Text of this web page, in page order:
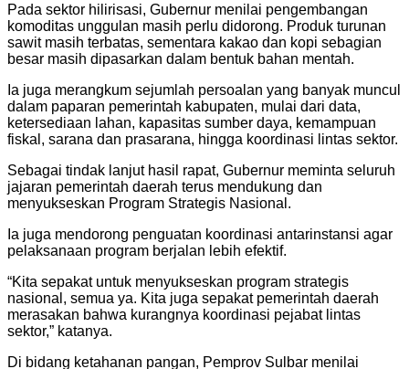
Pada sektor hilirisasi, Gubernur menilai pengembangan
komoditas unggulan masih perlu didorong. Produk turunan
sawit masih terbatas, sementara kakao dan kopi sebagian
besar masih dipasarkan dalam bentuk bahan mentah.
Ia juga merangkum sejumlah persoalan yang banyak muncul
dalam paparan pemerintah kabupaten, mulai dari data,
ketersediaan lahan, kapasitas sumber daya, kemampuan
fiskal, sarana dan prasarana, hingga koordinasi lintas sektor.
Sebagai tindak lanjut hasil rapat, Gubernur meminta seluruh
jajaran pemerintah daerah terus mendukung dan
menyukseskan Program Strategis Nasional.
Ia juga mendorong penguatan koordinasi antarinstansi agar
pelaksanaan program berjalan lebih efektif.
“Kita sepakat untuk menyukseskan program strategis
nasional, semua ya. Kita juga sepakat pemerintah daerah
merasakan bahwa kurangnya koordinasi pejabat lintas
sektor,” katanya.
Di bidang ketahanan pangan, Pemprov Sulbar menilai